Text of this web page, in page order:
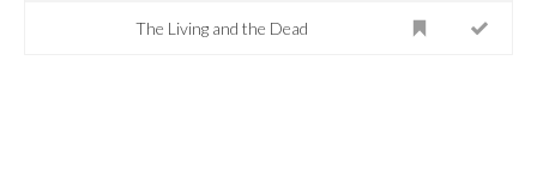
The Living and the Dead